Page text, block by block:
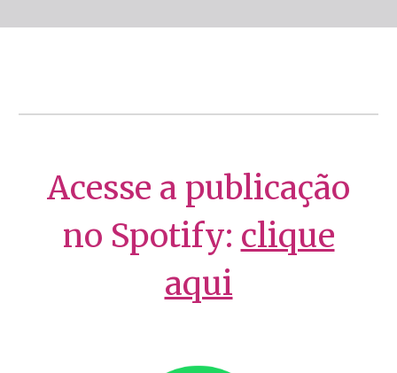
Acesse a publicação
no Spotify: clique
aqui